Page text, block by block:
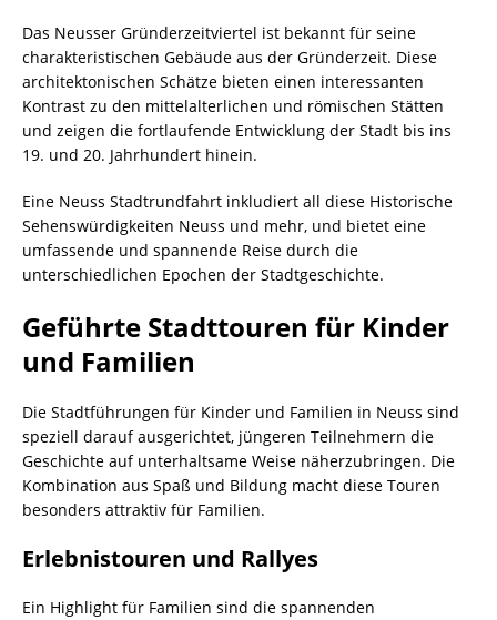
Das Neusser Gründerzeitviertel ist bekannt für seine
charakteristischen Gebäude aus der Gründerzeit. Diese
architektonischen Schätze bieten einen interessanten
Kontrast zu den mittelalterlichen und römischen Stätten
und zeigen die fortlaufende Entwicklung der Stadt bis ins
19. und 20. Jahrhundert hinein.
Eine Neuss Stadtrundfahrt inkludiert all diese Historische
Sehenswürdigkeiten Neuss und mehr, und bietet eine
umfassende und spannende Reise durch die
unterschiedlichen Epochen der Stadtgeschichte.
Geführte Stadttouren für Kinder
und Familien
Die Stadtführungen für Kinder und Familien in Neuss sind
speziell darauf ausgerichtet, jüngeren Teilnehmern die
Geschichte auf unterhaltsame Weise näherzubringen. Die
Kombination aus Spaß und Bildung macht diese Touren
besonders attraktiv für Familien.
Erlebnistouren und Rallyes
Ein Highlight für Familien sind die spannenden